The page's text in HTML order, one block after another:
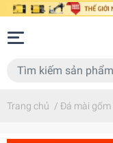
Trang chủ / Đá mài gốm